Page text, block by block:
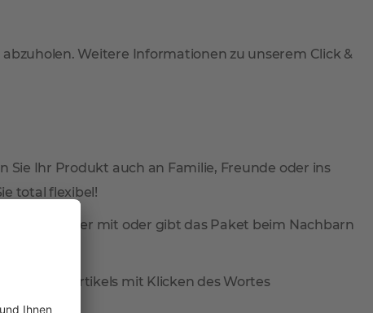
Weitere Informationen zu unserem Click &
Sie Ihr Produkt auch an Familie, Freunde oder ins
total flexibel!
wieder mit oder gibt das Paket beim Nachbarn
des Artikels mit Klicken des Wortes